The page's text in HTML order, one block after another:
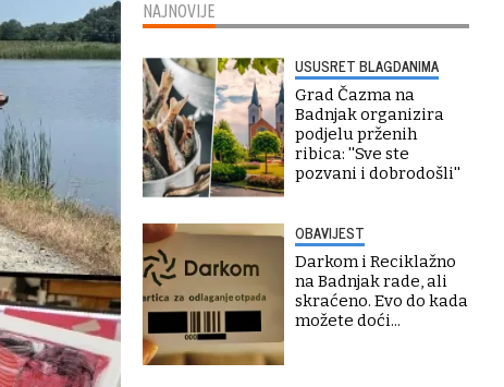
NAJNOVIJE
USUSRET BLAGDANIMA
Grad Čazma na
Badnjak organizira
podjelu prženih
ribica: ''Sve ste
pozvani i dobrodošli''
OBAVIJEST
Darkom i Reciklažno
na Badnjak rade, ali
skraćeno. Evo do kada
možete doći...